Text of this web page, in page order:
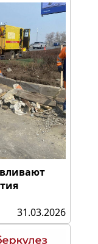
31.03.2026